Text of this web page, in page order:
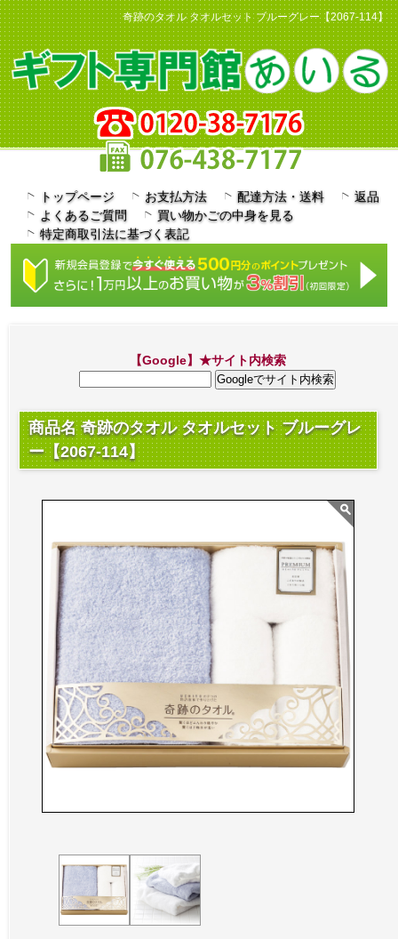
奇跡のタオル タオルセット ブルーグレー【2067-114】
0120-38-7176
トップページ お支払方法 配達方法・送料
返品
よくあるご質問
買い物かごの中身を見る
特定商取引法に基づく表記
【Google】★サイト内検索
商品名 奇跡のタオル タオルセット ブルーグレ
ー【2067-114】